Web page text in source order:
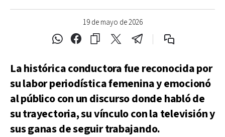
19 de mayo de 2026
La histórica conductora fue reconocida por
su labor periodística femenina y emocionó
al público con un discurso donde habló de
su trayectoria, su vínculo con la televisión y
sus ganas de seguir trabajando.